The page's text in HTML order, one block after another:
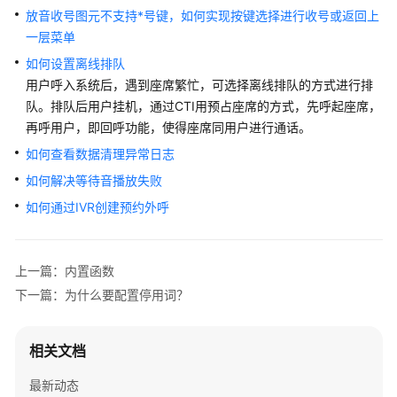
租
户
管
理
员
南
认
的
间
配
置
员
放音收号图元不支持*号键，如何实现按键选择进行收号或返回上
一层菜单
如何设置离线排队
用户呼入系统后，遇到座席繁忙，可选择离线排队的方式进行排
队。排队后用户挂机，通过CTI用预占座席的方式，先呼起座席，
再呼用户，即回呼功能，使得座席同用户进行通话。
如何查看数据清理异常日志
如何解决等待音播放失败
如何通过IVR创建预约外呼
上一篇：内置函数
下一篇：为什么要配置停用词？
相关文档
最新动态